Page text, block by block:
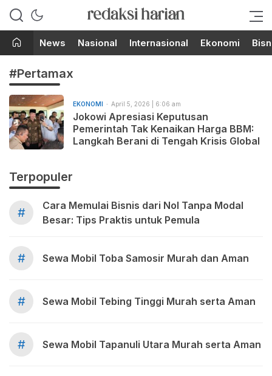
RedaksiHarian.com
Berita Terupdate dari Redaksi
News Nasional Internasional Ekonomi
#Pertamax
EKONOMI April 5, 2026 | 6:06 am
Jokowi Apresiasi Keputusan
Pemerintah Tak Kenaikan Harga BBM:
Langkah Berani di Tengah Krisis Global
Terpopuler
#
Cara Memulai Bisnis dari Nol Tanpa Modal
Besar: Tips Praktis untuk Pemula
# Sewa Mobil Toba Samosir Murah dan Aman
# Sewa Mobil Tebing Tinggi Murah serta Aman
# Sewa Mobil Tapanuli Utara Murah serta Aman